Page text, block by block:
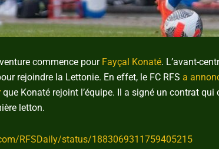
commence pour Fayçal Konaté. L’avant-
rejoindre la Lettonie. En effet, le FC RFS a
que Konaté rejoint l’équipe. Il a signé un contrat qui
letton.
RFSDaily/status/1883069311759405215